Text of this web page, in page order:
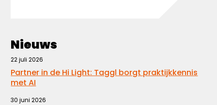
Nieuws
22 juli 2026
Partner in de Hi Light: Taggl borgt praktijkkennis
met AI
30 juni 2026